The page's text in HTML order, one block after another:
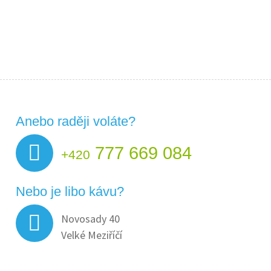
Anebo raději voláte?
+420 777 669 084
Nebo je libo kávu?
Novosady 40
Velké Meziříčí